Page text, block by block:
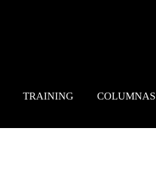
TRAINING COLUMNAS